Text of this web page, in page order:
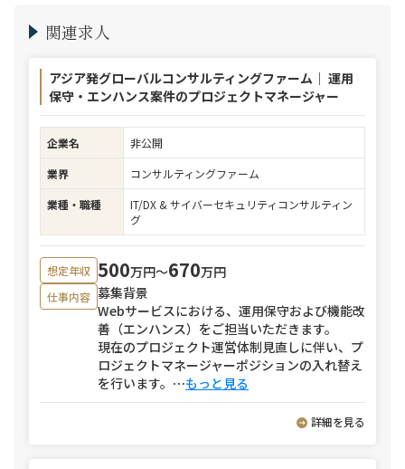
関連求人
アジア発グローバルコンサルティングファーム｜ 運用
保守・エンハンス案件のプロジェクトマネージャー
企業名
非公開
業界
コンサルティングファーム
業種・職種
IT/DX & サイバーセキュリティコンサルティン
グ
想定年収 500万円〜670万円
仕事内容 募集背景
Webサービスにおける、運用保守および機能改
善（エンハンス）をご担当いただきます。
現在のプロジェクト運営体制見直しに伴い、プ
ロジェクトマネージャーポジションの入れ替え
を行います。 ⋯もっと見る
詳細を見る